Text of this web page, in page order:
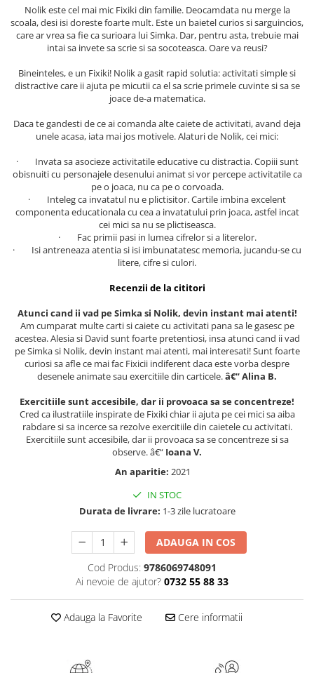
Diete
Gastronomik
MedConnect
Medicina Pentru Toti
SealfHealing
Sport
Starea de bine
Terapii Alternative
Beletristica
Biografii, Memorii, Jurnale
Carti pentru Adolescenti, Young
Adult
Crime, Thriller, Mistery
Literatura Romana
Poezie
Romane de dragoste, Carti
romantice
Senzatii/Suspans
Senzatii/Thriller
Teens Book Club
Adezivi si benzi adezive
Nolik este cel mai mic Fixiki din familie. Deocamdata nu merge la
scoala, desi isi doreste foarte mult. Este un baietel curios si sarguincios,
care ar vrea sa fie ca surioara lui Simka. Dar, pentru asta, trebuie mai
intai sa invete sa scrie si sa socoteasca. Oare va reusi?
Bineinteles, e un Fixiki! Nolik a gasit rapid solutia: activitati simple si
distractive care ii ajuta pe micutii ca el sa scrie primele cuvinte si sa se
joace de-a matematica.
Daca te gandesti de ce ai comanda alte caiete de activitati, avand deja
unele acasa, iata mai jos motivele. Alaturi de Nolik, cei mici:
· Invata sa asocieze activitatile educative cu distractia. Copiii sunt
obisnuiti cu personajele desenului animat si vor percepe activitatile ca
pe o joaca, nu ca pe o corvoada.
· Inteleg ca invatatul nu e plictisitor. Cartile imbina excelent
componenta educationala cu cea a invatatului prin joaca, astfel incat
cei mici sa nu se plictiseasca.
· Fac primii pasi in lumea cifrelor si a literelor.
· Isi antreneaza atentia si isi imbunatatesc memoria, jucandu-se cu
litere, cifre si culori.
Recenzii de la cititori
Atunci cand ii vad pe Simka si Nolik, devin instant mai atenti!
Am cumparat multe carti si caiete cu activitati pana sa le gasesc pe
acestea. Alesia si David sunt foarte pretentiosi, insa atunci cand ii vad
pe Simka si Nolik, devin instant mai atenti, mai interesati! Sunt foarte
curiosi sa afle ce mai fac Fixicii indiferent daca este vorba despre
desenele animate sau exercitiile din carticele.â€“ Alina B.
Exercitiile sunt accesibile, dar ii provoaca sa se concentreze!
Cred ca ilustratiile inspirate de Fixiki chiar ii ajuta pe cei mici sa aiba
rabdare si sa incerce sa rezolve exercitiile din caietele cu activitati.
Exercitiile sunt accesibile, dar ii provoaca sa se concentreze si sa
observe. â€“ Ioana V.
An aparitie: 2021
IN STOC
Durata de livrare: 1-3 zile lucratoare
ADAUGA IN COS
Cod Produs: 9786069748091
Ai nevoie de ajutor? 0732 55 88 33
Adauga la Favorite Cere informatii